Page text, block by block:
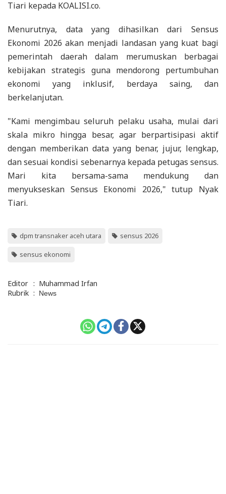
Tiari kepada KOALISI.co.
Menurutnya, data yang dihasilkan dari Sensus
Ekonomi 2026 akan menjadi landasan yang kuat bagi
pemerintah daerah dalam merumuskan berbagai
kebijakan strategis guna mendorong pertumbuhan
ekonomi yang inklusif, berdaya saing, dan
berkelanjutan.
"Kami mengimbau seluruh pelaku usaha, mulai dari
skala mikro hingga besar, agar berpartisipasi aktif
dengan memberikan data yang benar, jujur, lengkap,
dan sesuai kondisi sebenarnya kepada petugas sensus.
Mari kita bersama-sama mendukung dan
menyukseskan Sensus Ekonomi 2026," tutup Nyak
Tiari.
dpm transnaker aceh utara sensus 2026
sensus ekonomi
Editor : Muhammad Irfan
Rubrik : News